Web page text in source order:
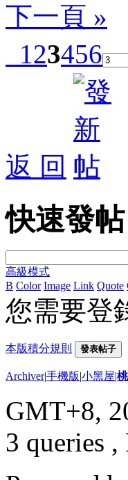
下一頁 »
123456
返 回
快速發帖
高級模式
B Color Image Link Quote
您需要登
本版積分規則 發表帖子
Archiver|手機版|小黑屋|
GMT+8,
3 queries